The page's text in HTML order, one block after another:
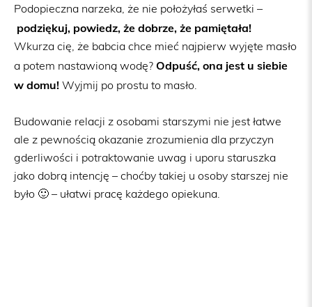
Podopieczna narzeka, że nie położyłaś serwetki –
podziękuj, powiedz, że dobrze, że pamiętała!
Wkurza cię, że babcia chce mieć najpierw wyjęte masło
a potem nastawioną wodę? Odpuść, ona jest u siebie
w domu! Wyjmij po prostu to masło.
Budowanie relacji z osobami starszymi nie jest łatwe
ale z pewnością okazanie zrozumienia dla przyczyn
gderliwości i potraktowanie uwag i uporu staruszka
jako dobrą intencję – choćby takiej u osoby starszej nie
było 🙂 – ułatwi pracę każdego opiekuna.